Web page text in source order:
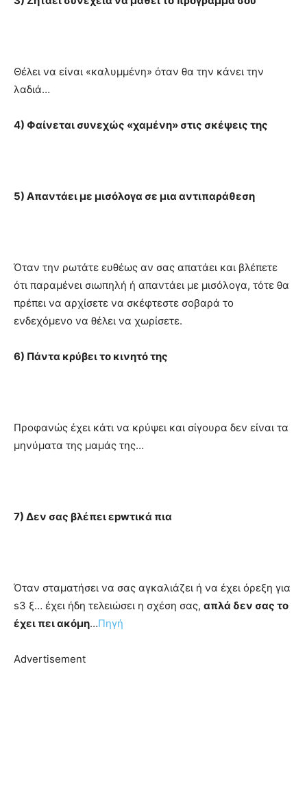
Θέλει να είναι «καλυμμένη» όταν θα την κάνει την
λαδιά…
4) Φαίνεται συνεχώς «χαμένη» στις σκέψεις της
5) Απαντάει με μισόλογα σε μια αντιπαράθεση
Όταν την ρωτάτε ευθέως αν σας απατάει και βλέπετε
ότι παραμένει σιωπηλή ή απαντάει με μισόλογα, τότε θα
πρέπει να αρχίσετε να σκέφτεστε σοβαρά το
ενδεχόμενο να θέλει να χωρίσετε.
6) Πάντα κρύβει το κινητό της
Προφανώς έχει κάτι να κρύψει και σίγουρα δεν είναι τα
μηνύματα της μαμάς της…
7) Δεν σας βλέπει εpwτικά πια
Όταν σταματήσει να σας αγκαλιάζει ή να έχει όρεξη για
s3 ξ… έχει ήδη τελειώσει η σχέση σας, απλά δεν σας το
έχει πει ακόμη…Πηγή
Advertisement